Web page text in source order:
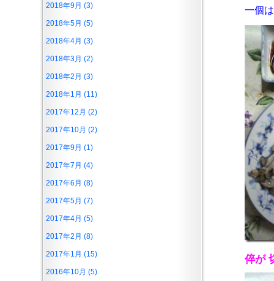
一個
倅が
2018年9月 (3)
2018年5月 (5)
2018年4月 (3)
2018年3月 (2)
2018年2月 (3)
2018年1月 (11)
2017年12月 (2)
2017年10月 (2)
2017年9月 (1)
2017年7月 (4)
2017年6月 (8)
2017年5月 (7)
2017年4月 (5)
2017年2月 (8)
2017年1月 (15)
2016年10月 (5)